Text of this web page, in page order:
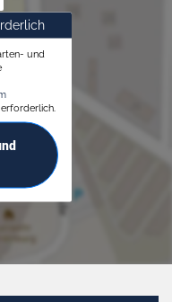
und
erforderlich.